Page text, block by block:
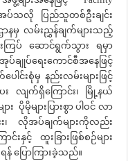
အပ်သလို ပြည်သူတစ်ဦးချင်း
ာနမှ လမ်းညွှန်ချက်များသည့်
ြပ် ဆောင်ရွက်သွား ရမှာ
ချုပ်ရေးကောင်စီအနေဖြင့်
င်းစုံမှ နည်းလမ်းများဖြင့်
လျက်ရှိကြောင်း၊ မြို့နယ်
မိုများပြားစွာ ပါဝင် လာ
လိုအပ်ချက်များကိုလည်း
းနှင့် ထူးခြားဖြစ်စဉ်များ
န် ပြောကြားခဲ့သည်။